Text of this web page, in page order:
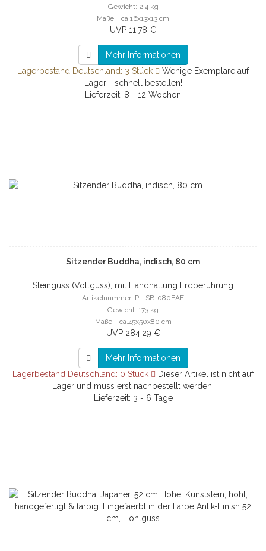
Gewicht: 2.4 kg
Maße: ca.16x13x13 cm
UVP 11,78 €
Mehr Informationen
Lagerbestand Deutschland: 3 Stück
Wenige Exemplare auf
Lager - schnell bestellen!
Lieferzeit: 8 - 12 Wochen
Sitzender Buddha, indisch, 80 cm
Steinguss (Vollguss), mit Handhaltung Erdberührung
Artikelnummer: PL-SB-080EAF
Gewicht: 173 kg
Maße: ca.45x50x80 cm
UVP 284,29 €
Mehr Informationen
Lagerbestand Deutschland: 0 Stück
Dieser Artikel ist nicht auf
Lager und muss erst nachbestellt werden.
Lieferzeit: 3 - 6 Tage